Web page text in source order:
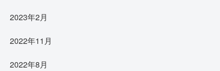
2023年2月
2022年11月
2022年8月